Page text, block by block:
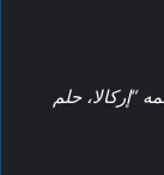
“إركالا، حلم